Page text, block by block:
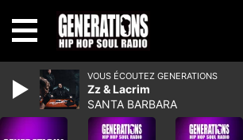
VOUS ÉCOUTEZ GENERATIONS
Zz & Lacrim
SANTA BARBARA